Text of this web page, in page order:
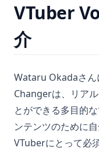
nn.Linear in
python __call__
python __call__メソッ
リスト表示の効率化
マスタリングPython
初心者向けPythonで
簡単に.ipynbをPDFに
VTuber
介
Wataru Okadaさん
Changerは、リア
とができる多目的
ンテンツのために
VTuberにとって必